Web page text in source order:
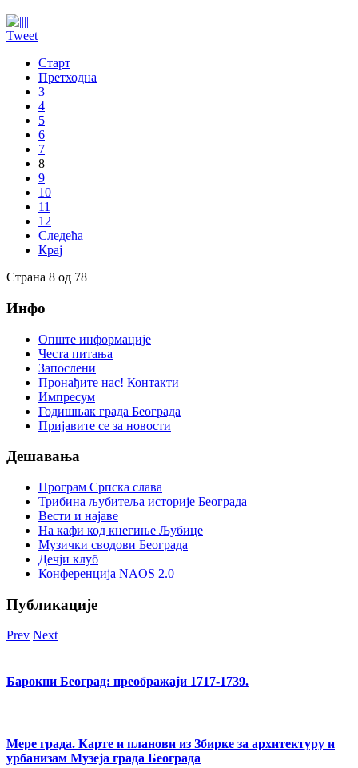
Tweet
Старт
Претходна
3
4
5
6
7
8
9
10
11
12
Следећа
Крај
Страна 8 од 78
Инфо
Опште информације
Честа питања
Запослени
Пронађите нас! Контакти
Импресум
Годишњак града Београда
Пријавите се за новости
Дешавања
Програм Српска слава
Трибина љубитеља историје Београда
Beсти и најаве
На кафи код кнегиње Љубице
Музички сводови Београда
Дечји клуб
Конференција NAOS 2.0
Публикације
Prev Next
Барокни Београд: преображаји 1717-1739.
Мере града. Карте и планови из Збирке за архитектуру и
урбанизам Музеја града Београда